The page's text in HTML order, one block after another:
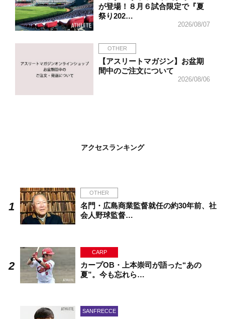
が登場！８月６試合限定で『夏
祭り202…
2026/08/07
OTHER
【アスリートマガジン】お盆期
間中のご注文について
2026/08/06
アクセスランキング
OTHER
名門・広島商業監督就任の約30年前、社
会人野球監督…
CARP
カープOB・上本崇司が語った“あの
夏”。今も忘れら…
SANFRECCE